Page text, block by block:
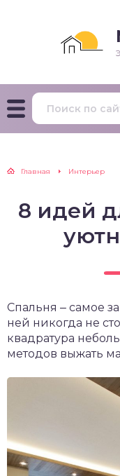
Главная Интерьер
8 идей
Спальня ‒ самое
ней никогда не
квадратура
методов выжать